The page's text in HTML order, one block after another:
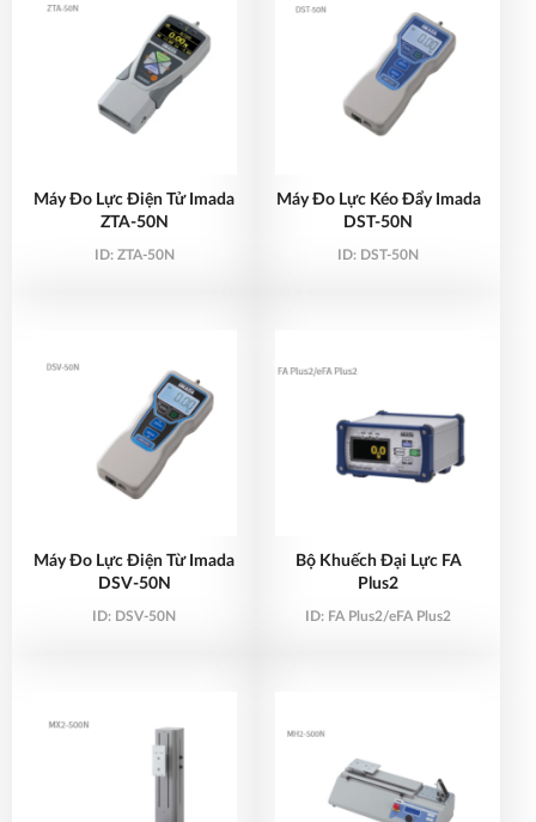
Máy Đo Lực Điện Tử Imada
ZTA-50N
ID: ZTA-50N
Máy Đo Lực Kéo Đẩy Imada
DST-50N
ID: DST-50N
Máy Đo Lực Điện Từ Imada
DSV-50N
ID: DSV-50N
Bộ Khuếch Đại Lực FA
Plus2
ID: FA Plus2/eFA Plus2